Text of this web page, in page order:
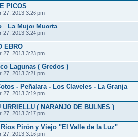
PICOS
27, 2013 3:26 pm
- La Mujer Muerta
27, 2013 3:24 pm
EBRO
27, 2013 3:23 pm
Lagunas ( Gredos )
27, 2013 3:21 pm
- Peñalara - Los Claveles - La Granja
27, 2013 3:19 pm
URRIELLU ( NARANJO DE BULNES )
27, 2013 3:17 pm
Pirón y Viejo "El Valle de la Luz"
27, 2013 3:16 pm